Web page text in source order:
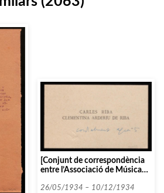
[Conjunt de correspondència
entre l’Associació de Música
entitats que comencen amb la
26/05/1934 – 10/12/1934